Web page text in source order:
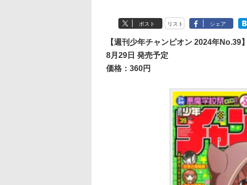
ポスト リスト シェア
【週刊少年チャンピオン 2024年No.39】
8月29日 発売予定
価格：360円